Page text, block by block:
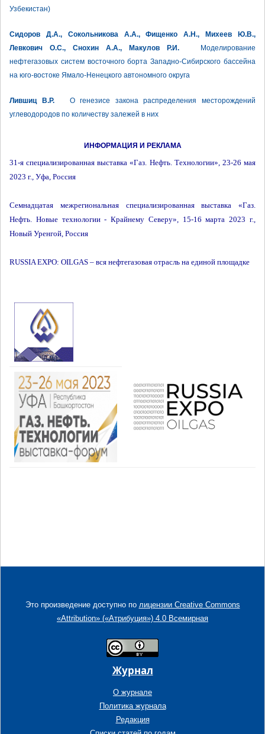
Узбекистан)
Сидоров Д.А., Сокольникова А.А., Фищенко А.Н., Михеев Ю.В.,
Левкович О.С., Снохин А.А., Макулов Р.И. Моделирование
нефтегазовых систем восточного борта Западно-Сибирского бассейна
на юго-востоке Ямало-Ненецкого автономного округа
Лившиц В.Р.О генезисе закона распределения месторождений
углеводородов по количеству залежей в них
ИНФОРМАЦИЯ И РЕКЛАМА
31-я специализированная выставка «Газ. Нефть. Технологии», 23-26 мая
2023 г., Уфа, Россия
Семнадцатая межрегиональная специализированная выставка «Газ.
Нефть. Новые технологии - Крайнему Северу», 15-16 марта 2023 г.,
Новый Уренгой, Россия
RUSSIA EXPO: OILGAS – вся нефтегазовая отрасль на единой площадке
Это произведение доступно по лицензии Creative Commons
«Attribution» («Атрибуция») 4.0 Всемирная
Журнал
О журнале
Политика журнала
Редакция